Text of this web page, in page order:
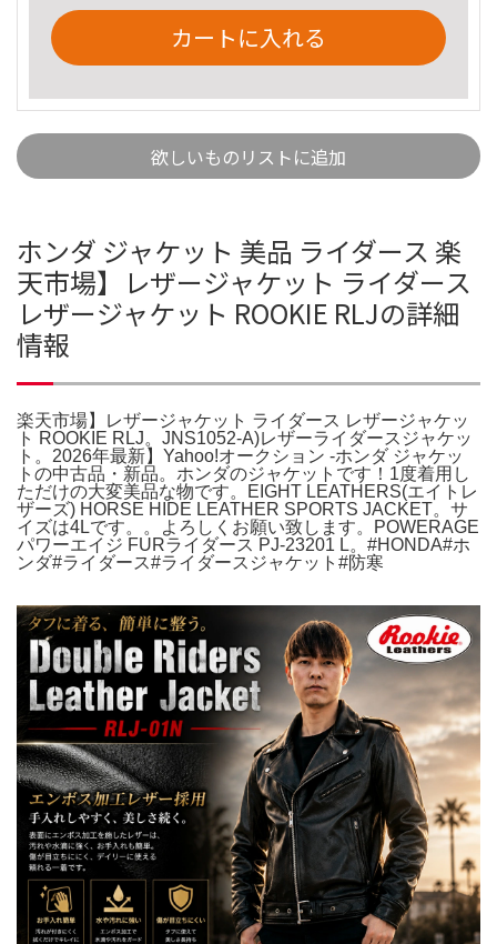
カートに入れる
欲しいものリストに追加
ホンダ ジャケット 美品 ライダース 楽
天市場】レザージャケット ライダース
レザージャケット ROOKIE RLJの詳細
情報
楽天市場】レザージャケット ライダース レザージャケッ
ト ROOKIE RLJ。JNS1052-A)レザーライダースジャケッ
ト。2026年最新】Yahoo!オークション -ホンダ ジャケッ
トの中古品・新品。ホンダのジャケットです！1度着用し
ただけの大変美品な物です。EIGHT LEATHERS(エイトレ
ザーズ) HORSE HIDE LEATHER SPORTS JACKET。サ
イズは4Lです。。よろしくお願い致します。POWERAGE
パワーエイジ FURライダース PJ-23201 L。#HONDA#ホ
ンダ#ライダース#ライダースジャケット#防寒